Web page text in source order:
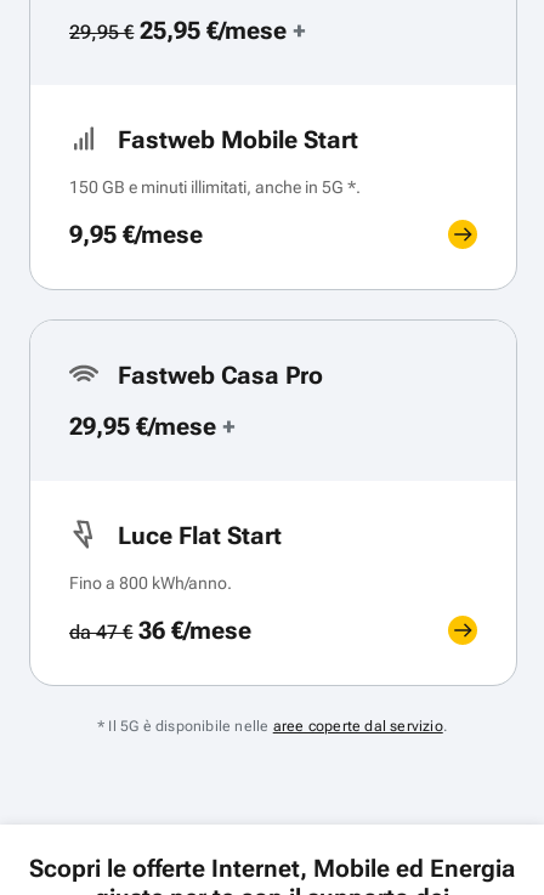
29,95 €25,95 €/mese+
Fastweb Mobile Start
150 GB e minuti illimitati, anche in 5G *.
9,95 €/mese
Fastweb Casa Pro
29,95 €/mese +
Luce Flat Start
Fino a 800 kWh/anno.
da 47 €36 €/mese
* Il 5G è disponibile nelle aree coperte dal servizio.
Scopri le offerte Internet, Mobile ed Energia